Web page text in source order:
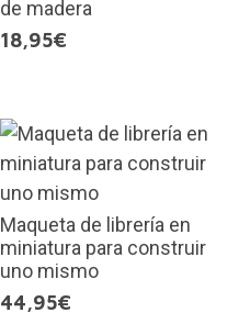
de madera
18,95€
Maqueta de librería en
miniatura para construir
uno mismo
44,95€